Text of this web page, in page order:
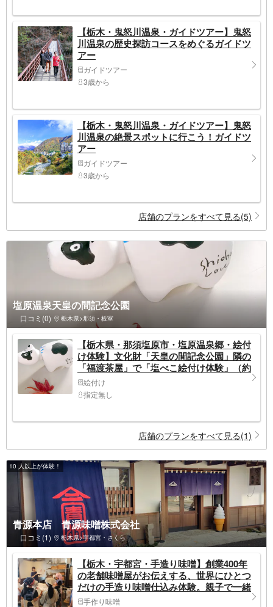
【栃木・鬼怒川温泉・ガイドツアー】鬼怒
川温泉の歴史探訪コースをめぐるガイドツ
アー
ガイドツアー
3歳から
【栃木・鬼怒川温泉・ガイドツアー】鬼怒
川温泉の絶景スポットに行こう！ガイドツ
アー
ガイドツアー
3歳から
店舗のプランをすべて見る(5)
塩原温泉天皇の間記念公園
口コミ(0) 栃木県>那須・板室
【栃木県・那須塩原市・塩原温泉郷・絵付
け体験】文化財「天皇の間記念公園」隣の
「福渡茶屋」で「塩べこ絵付け体験」（約
60分）
絵付け
指定無し
店舗のプランをすべて見る(1)
10 人以上が体験！
青源本店 青源味噌株式会社
口コミ(1) 栃木県>宇都宮・さくら
【栃木・宇都宮・手造り味噌】創業400年
の老舗味噌屋がお伝えする、世界にひとつ
だけの手造り味噌仕込み体験。親子で一緒
に豊かな食育体験をしてみませんか。
手作り味噌